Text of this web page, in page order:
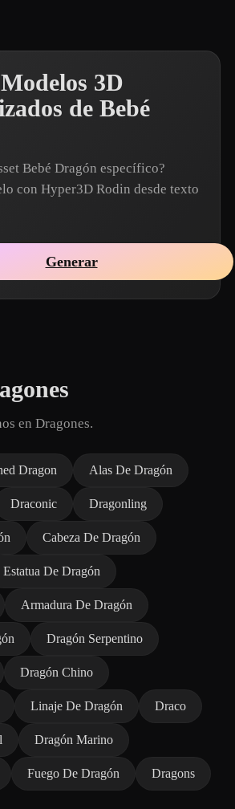
3D
de Bebé
Bebé Dragón específico?
con Hyper3D Rodin desde texto
Generar
en Dragones.
Dragon Alas De Dragón
Draconic Dragonling
Cabeza De Dragón
Estatua De Dragón
Armadura De Dragón
Dragón Serpentino
Dragón Chino
Linaje De Dragón Draco
Dragón Marino
Fuego De Dragón Dragons